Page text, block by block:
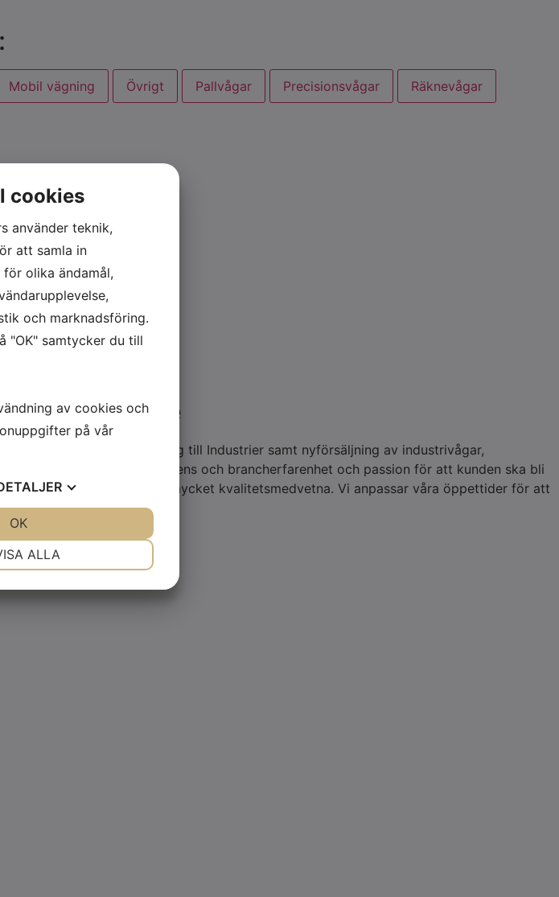
Mobil vägning Övrigt Pallvågar Precisionsvågar Räknevågar
Vågservice
och försäljning till Industrier samt nyförsäljning av industrivågar,
Vi har gedigen kompetens och brancherfarenhet och passion för att kunden ska bli
för våra kunder då vi är mycket kvalitetsmedvetna. Vi anpassar våra öppettider för att
cookies
använder teknik,
att samla in
olika ändamål,
och marknadsföring.
"OK" samtycker du till
av cookies och
på vår
ALLA
OK